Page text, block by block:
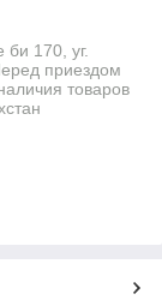
би 170, уг.
приездом
товаров